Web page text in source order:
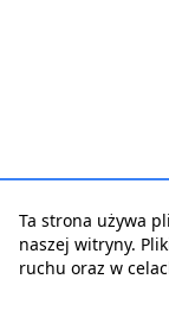
Ta strona używa
naszej witryny.
ruchu oraz w